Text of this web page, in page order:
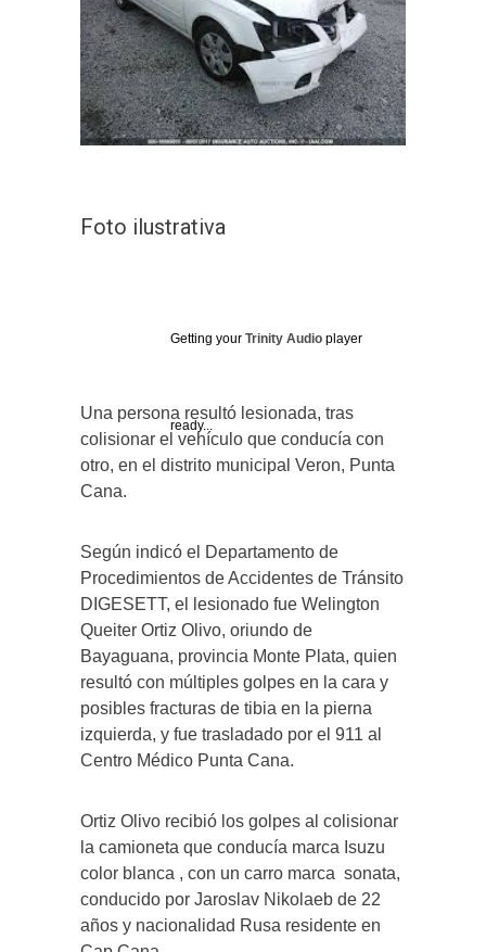
Foto ilustrativa
Getting your Trinity Audio player
ready...
Una persona resultó lesionada, tras
colisionar el vehículo que conducía con
otro, en el distrito municipal Veron, Punta
Cana.
Según indicó el Departamento de
Procedimientos de Accidentes de Tránsito
DIGESETT, el lesionado fue Welington
Queiter Ortiz Olivo, oriundo de
Bayaguana, provincia Monte Plata, quien
resultó con múltiples golpes en la cara y
posibles fracturas de tibia en la pierna
izquierda, y fue trasladado por el 911 al
Centro Médico Punta Cana.
Ortiz Olivo recibió los golpes al colisionar
la camioneta que conducía marca Isuzu
color blanca , con un carro marca sonata,
conducido por Jaroslav Nikolaeb de 22
años y nacionalidad Rusa residente en